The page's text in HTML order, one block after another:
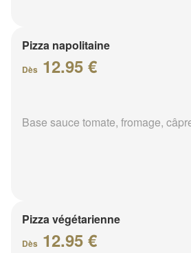
Pizza napolitaine
Dès 12.95 €
Base sauce tomate, fromage,
Pizza végétarienne
Dès 12.95 €